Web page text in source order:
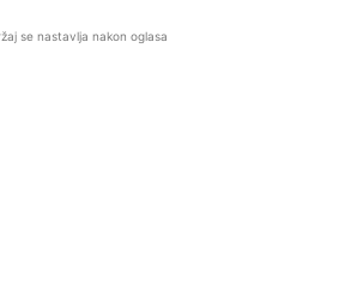
se nastavlja nakon oglasa